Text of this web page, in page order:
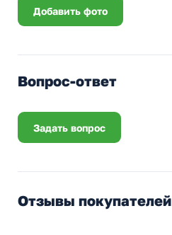
Добавить фото
Вопрос-ответ
Задать вопрос
Отзывы покупателей